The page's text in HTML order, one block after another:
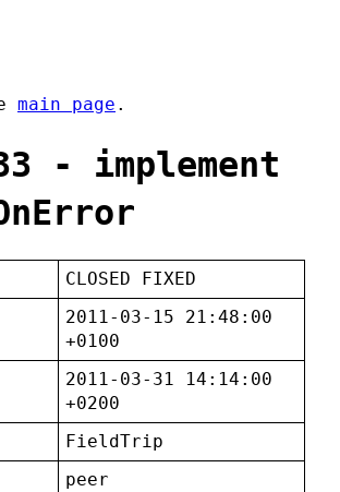
main page .
- implement
CLOSED FIXED
2011-03-15 21:48:00
+0100
2011-03-31 14:14:00
+0200
FieldTrip
peer